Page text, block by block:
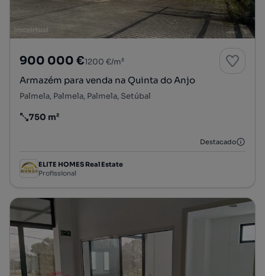
900 000 €1200 €/m²
Armazém para venda na Quinta do Anjo
Palmela, Palmela, Palmela, Setúbal
Preço por metro quadrado
750 m²
Destacado
ELITE HOMES Real Estate
Profissional